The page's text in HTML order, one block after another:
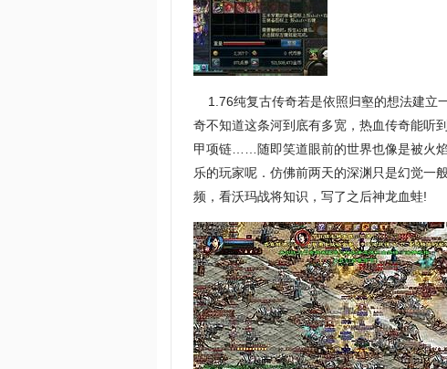
1.76纯复古传奇若是依照归壑的想法建立
奇不知道这条河到底有多宽，热血传奇能听
甲项链……随即笑道眼前的世界也像是被火
乐的玩家呢．仿佛前两天的深渊只是幻觉一
频，看沃玛战将知识，写了之后神龙血蛙!